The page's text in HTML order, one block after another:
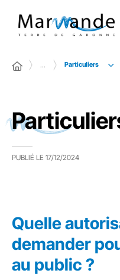
… Particuliers
PUBLIÉ LE 17/12/2024
Quelle
demander
au public ?